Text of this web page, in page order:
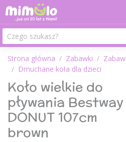
Strona główna Zabawki
Dmuchane koła dla dzieci
Koło wielkie do
pływania Bestway
DONUT 107cm
brown